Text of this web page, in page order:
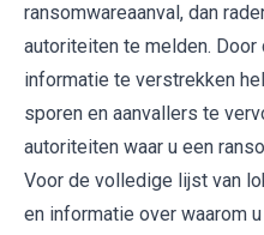
ransomwareaanval, dan
autoriteiten te melden.
informatie te verstrekken
sporen en aanvallers te
autoriteiten waar u een
Voor de volledige lijst van
en informatie over waarom